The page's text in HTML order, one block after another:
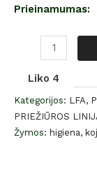
Prieinamumas:
Liko 4
Kategorijos: LFA,
PRIEŽIŪROS
Žymos: higiena,